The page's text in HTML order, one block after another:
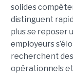
solides
distinguent
plus se reposer
employeurs
recherchent
opérationnels et